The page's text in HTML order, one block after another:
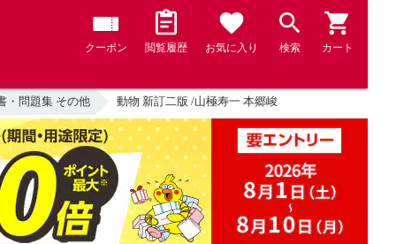
クーポン 閲覧履歴 お気に入り 検索 カート
・問題集 その他 動物 新訂二版 /山極寿一 本郷峻